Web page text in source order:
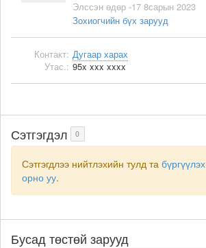
Элссэн өдөр -17 8сарын 2023
Зохиогчийн бүх зарууд
Контакт: Дугаар харах
Утас.: 95x xxx xxxx
Сэтгэгдэл 0
Сэтгэгдлээ нийтлэхийн тулд та бүргүүлэх
орно уу.
Бусад төстөй зарууд